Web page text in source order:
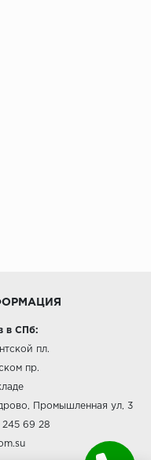
в СПб:
пл.
пр.
Промышленная ул, 3
245 69 28